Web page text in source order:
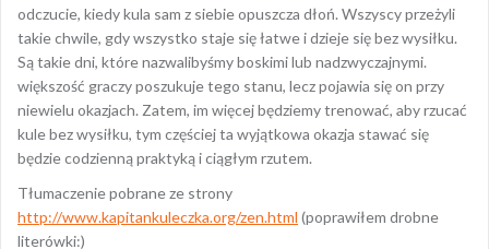
odczucie, kiedy kula sam z siebie opuszcza dłoń. Wszyscy przeżyli
takie chwile, gdy wszystko staje się łatwe i dzieje się bez wysiłku.
Są takie dni, które nazwalibyśmy boskimi lub nadzwyczajnymi.
większość graczy poszukuje tego stanu, lecz pojawia się on przy
niewielu okazjach. Zatem, im więcej będziemy trenować, aby rzucać
kule bez wysiłku, tym częściej ta wyjątkowa okazja stawać się
będzie codzienną praktyką i ciągłym rzutem.
Tłumaczenie pobrane ze strony
http://www.kapitankuleczka.org/zen.html (poprawiłem drobne
literówki:)